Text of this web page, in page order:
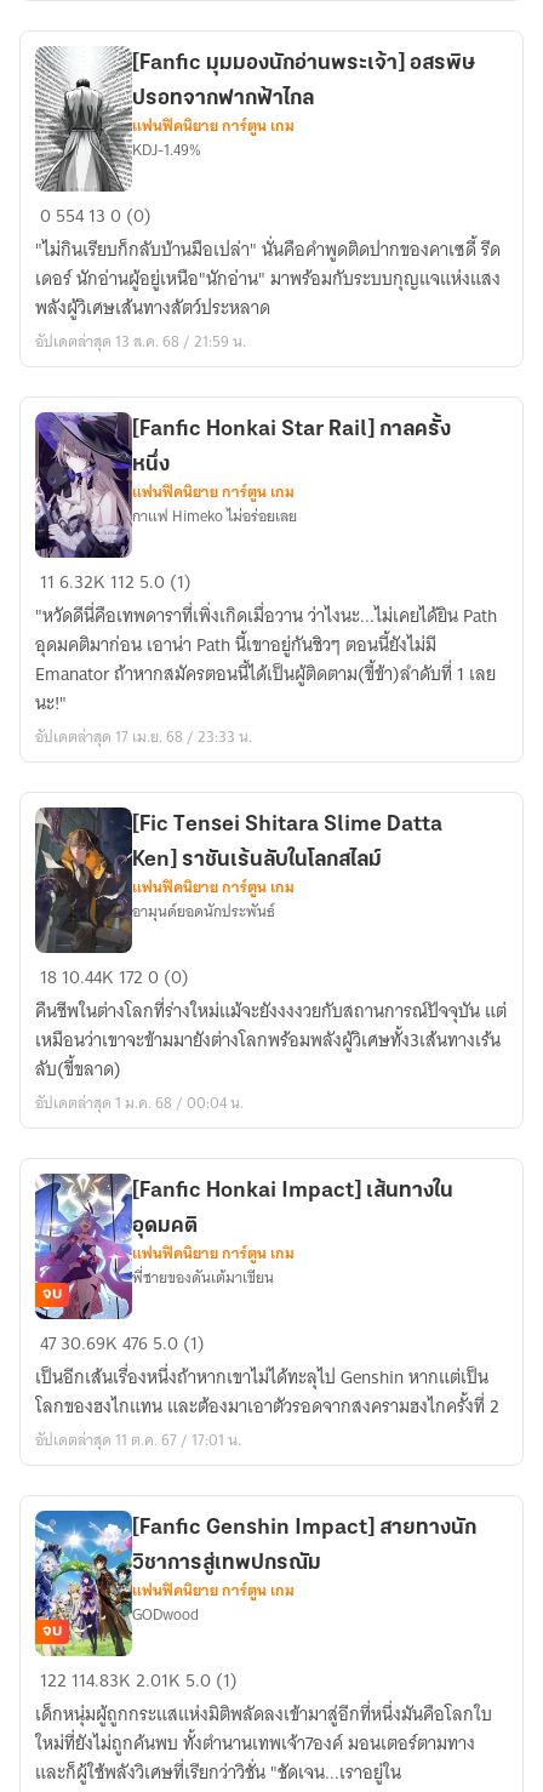
โลก
หายนะ
[Fanfic
มุม
มอง
นัก
อ่าน
พระเจ้า]
ปรอท
จาก
ฟาก
ฟ้า
ไกล
[Fanfic มุมมองนักอ่านพระเจ้า] อสรพิษ
ปรอทจากฟากฟ้าไกล
แฟนฟิคนิยาย การ์ตูน เกม
KDJ-1.49%
0554130 (0)
"ไม่กินเรียบก็กลับบ้านมือเปล่า" นั่นคือคำพูดติดปากของคาเซดี้ รีด
เดอร์ นักอ่านผู้อยู่เหนือ"นักอ่าน" มาพร้อมกับระบบกุญแจแห่งแสง
พลังผู้วิเศษเส้นทางสัตว์ประหลาด
อัปเดตล่าสุด 13 ส.ค. 68 / 21:59 น.
[Fanfic
Honkai
Star
Rail]
กาล
ครั้ง
หนึ่ง
[Fanfic Honkai Star Rail] กาลครั้ง
หนึ่ง
แฟนฟิคนิยาย การ์ตูน เกม
กาแฟ Himeko ไม่อร่อยเลย
116.32K 112 5.0 (1)
"หวัดดีนี่คือเทพดาราที่เพิ่งเกิดเมื่อวาน ว่าไงนะ...ไม่เคยได้ยิน Path
อุดมคติมาก่อน เอาน่า Path นี้เขาอยู่กันชิวๆ ตอนนี้ยังไม่มี
Emanator ถ้าหากสมัครตอนนี้ได้เป็นผู้ติดตาม(ขี้ข้า)ลำดับที่ 1 เลย
นะ!"
อัปเดตล่าสุด 17 เม.ย. 68 / 23:33 น.
[Fic
Tensei
Shitara
Slime
Datta
Ken]
เร้น
ลับ
ใน
โลก
สไลม์
[Fic Tensei Shitara Slime Datta
Ken] ราชันเร้นลับในโลกสไลม์
แฟนฟิคนิยาย การ์ตูน เกม
อามุนด์ยอดนักประพันธ์
1810.44K 1720 (0)
คืนชีพในต่างโลกที่ร่างใหม่แม้จะยังงงงวยกับสถานการณ์ปัจจุบัน แต่
เหมือนว่าเขาจะข้ามมายังต่างโลกพร้อมพลังผู้วิเศษทั้ง3เส้นทางเร้น
ลับ(ขี้ขลาด)
อัปเดตล่าสุด 1 ม.ค. 68 / 00:04 น.
[Fanfic
Honkai
Impact]
เส้น
ทางใน
จบ
[Fanfic Honkai Impact] เส้นทางใน
อุดมคติ
แฟนฟิคนิยาย การ์ตูน เกม
พี่ชายของดันเต้มาเขียน
4730.69K4765.0 (1)
เป็นอีกเส้นเรื่องหนึ่งถ้าหากเขาไม่ได้ทะลุไป Genshin หากแต่เป็น
โลกของฮงไกแทน และต้องมาเอาตัวรอดจากสงครามฮงไกครั้งที่ 2
อัปเดตล่าสุด 11 ต.ค. 67 / 17:01 น.
[Fanfic
Genshin
Impact]
สาย
จบ
[Fanfic Genshin Impact] สายทางนัก
วิชาการสู่เทพปกรณัม
แฟนฟิคนิยาย การ์ตูน เกม
GODwood
122 114.83K2.01K 5.0 (1)
เด็กหนุ่มผู้ถูกกระแสแห่งมิติพลัดลงเข้ามาสู่อีกที่หนึ่งมันคือโลกใบ
ใหม่ที่ยังไม่ถูกค้นพบ ทั้งตำนานเทพเจ้า7องค์ มอนเตอร์ตามทาง
และก็ผู้ใช้พลังวิเศษที่เรียกว่าวิชั่น "ชัดเจน...เราอยู่ใน